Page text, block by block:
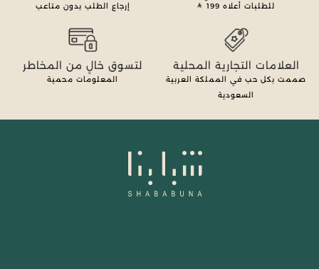
للطلبات أعلاه 199 إرجاع الطلب بدون متاعب
العلامات التجارية المحلية
صممت بكل حب في المملكة العربية
السعودية
لتسوق خالٍ من المخاطر
المعلومات محمية